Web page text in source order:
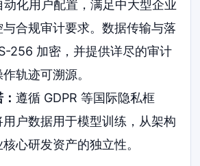
化用户配置，满足中大型企业
合规审计要求。数据传输与落
256 加密，并提供详尽的审计
轨迹可溯源。
遵循 GDPR 等国际隐私框
户数据用于模型训练，从架构
心研发资产的独立性。